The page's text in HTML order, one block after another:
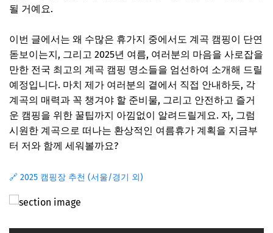
될 거예요.
이번 글에서는 왜 수많은 휴가지 중에서도 계곡 캠핑이 단연
돋보이는지, 그리고 2025년 여름, 여러분의 마음을 사로잡을
만한 전국 최고의 계곡 캠핑 명소들을 엄선하여 소개해 드릴
예정입니다. 마치 제가 여러분의 곁에서 직접 안내하듯, 각
계곡의 매력과 꼭 챙겨야 할 준비물, 그리고 안전하고 즐거
운 캠핑을 위한 꿀팁까지 아낌없이 알려드릴게요. 자, 그럼
시원한 계곡으로 떠나는 환상적인 여름휴가 계획을 지금부
터 저와 함께 세워볼까요?
🔗 2025 캠핑장 추천 (서울/경기 외)